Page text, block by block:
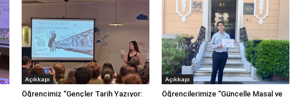
Açıkkapı
Öğrencimiz “Gençler Tarih Yazıyor:
Açıkkapı
Öğrencilerimize “Güncelle Masal ve